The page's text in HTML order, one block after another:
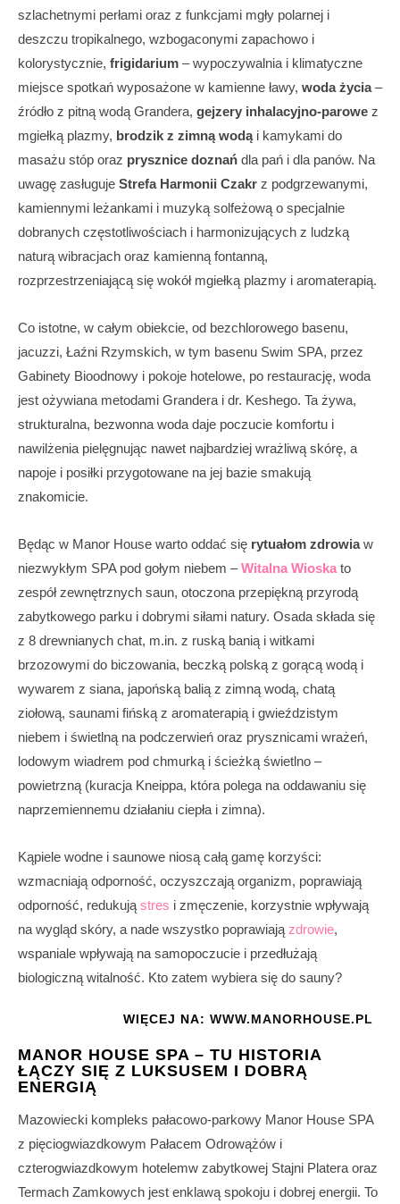
szlachetnymi perłami oraz z funkcjami mgły polarnej i
deszczu tropikalnego, wzbogaconymi zapachowo i
kolorystycznie, frigidarium – wypoczywalnia i klimatyczne
miejsce spotkań wyposażone w kamienne ławy, woda życia–
źródło z pitną wodą Grandera, gejzery inhalacyjno-parowe z
mgiełką plazmy, brodzik z zimną wodą i kamykami do
masażu stóp oraz prysznice doznań dla pań i dla panów. Na
uwagę zasługuje Strefa Harmonii Czakr z podgrzewanymi,
kamiennymi leżankami i muzyką solfeżową o specjalnie
dobranych częstotliwościach i harmonizujących z ludzką
naturą wibracjach oraz kamienną fontanną,
rozprzestrzeniającą się wokół mgiełką plazmy i aromaterapią.
Co istotne, w całym obiekcie, od bezchlorowego basenu,
jacuzzi, Łaźni Rzymskich, w tym basenu Swim SPA, przez
Gabinety Bioodnowy i pokoje hotelowe, po restaurację, woda
jest ożywiana metodami Grandera i dr. Keshego. Ta żywa,
strukturalna, bezwonna woda daje poczucie komfortu i
nawilżenia pielęgnując nawet najbardziej wrażliwą skórę, a
napoje i posiłki przygotowane na jej bazie smakują
znakomicie.
Będąc w Manor House warto oddać się rytuałom zdrowiaw
niezwykłym SPA pod gołym niebem –Witalna Wioska to
zespół zewnętrznych saun, otoczona przepiękną przyrodą
zabytkowego parku i dobrymi siłami natury. Osada składa się
z 8 drewnianych chat, m.in. z ruską banią i witkami
brzozowymi do biczowania, beczką polską z gorącą wodą i
wywarem z siana, japońską balią z zimną wodą, chatą
ziołową, saunami fińską z aromaterapią i gwieździstym
niebem i świetlną na podczerwień oraz prysznicami wrażeń,
lodowym wiadrem pod chmurką i ścieżką świetlno –
powietrzną (kuracja Kneippa, która polega na oddawaniu się
naprzemiennemu działaniu ciepła i zimna).
Kąpiele wodne i saunowe niosą całą gamę korzyści:
wzmacniają odporność, oczyszczają organizm, poprawiają
odporność, redukują stres i zmęczenie, korzystnie wpływają
na wygląd skóry, a nade wszystko poprawiają zdrowie,
wspaniale wpływają na samopoczucie i przedłużają
biologiczną witalność. Kto zatem wybiera się do sauny?
WIĘCEJ NA: WWW.MANORHOUSE.PL
MANOR HOUSE SPA – TU HISTORIA
ŁĄCZY SIĘ Z LUKSUSEM I DOBRĄ
ENERGIĄ
Mazowiecki kompleks pałacowo-parkowy Manor House SPA
z pięciogwiazdkowym Pałacem Odrowążów i
czterogwiazdkowym hotelemw zabytkowej Stajni Platera oraz
Termach Zamkowych jest enklawą spokoju i dobrej energii. To